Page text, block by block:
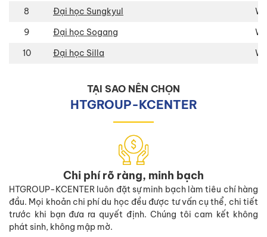
8
Đại học Sungkyul
9
Đại học Sogang
10
Đại học Silla
TẠI SAO NÊN CHỌN
HTGROUP-KCENTER
Chi phí rõ ràng, minh bạch
HTGROUP-KCENTER luôn đặt sự minh bạch làm tiêu chí hàng
đầu. Mọi khoản chi phí du học đều được tư vấn cụ thể, chi tiết
trước khi bạn đưa ra quyết định. Chúng tôi cam kết không
phát sinh, không mập mờ.